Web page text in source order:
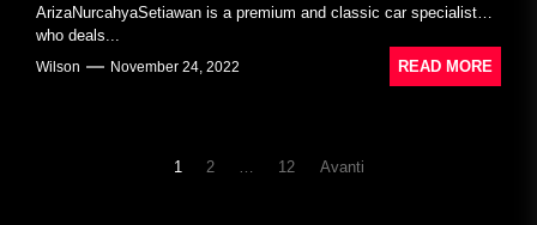
ArizaNurcahyaSetiawan is a premium and classic car specialist
who deals...
Wilson November 24, 2022 READ MORE
1 2 12 Avanti